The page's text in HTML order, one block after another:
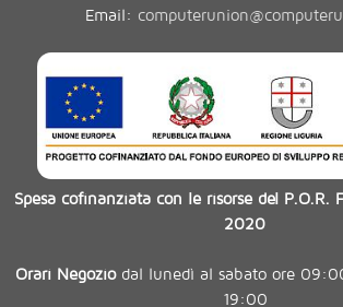
Email:
Spesa cofinanziata con le risorse del P.O.R.
2020
Orari Negoziodal lunedì al sabato ore
19:00